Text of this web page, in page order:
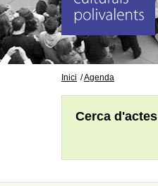
Inici Agenda
Cerca d'actes